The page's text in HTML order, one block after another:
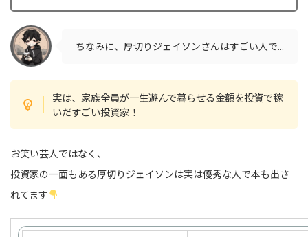
ちなみに、厚切りジェイソンさんはすごい人で...
実は、家族全員が一生遊んで暮らせる金額を投資で稼
いだすごい投資家！
お笑い芸人ではなく、
投資家の一面もある厚切りジェイソンは実は優秀な人で本も出さ
れてます